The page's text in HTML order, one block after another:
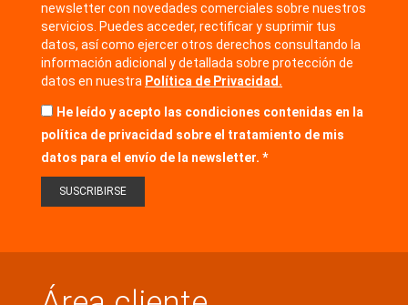
newsletter con novedades comerciales sobre nuestros
servicios. Puedes acceder, rectificar y suprimir tus
datos, así como ejercer otros derechos consultando la
información adicional y detallada sobre protección de
datos en nuestra Política de Privacidad.
He leído y acepto las condiciones contenidas en la
política de privacidad sobre el tratamiento de mis
datos para el envío de la newsletter.